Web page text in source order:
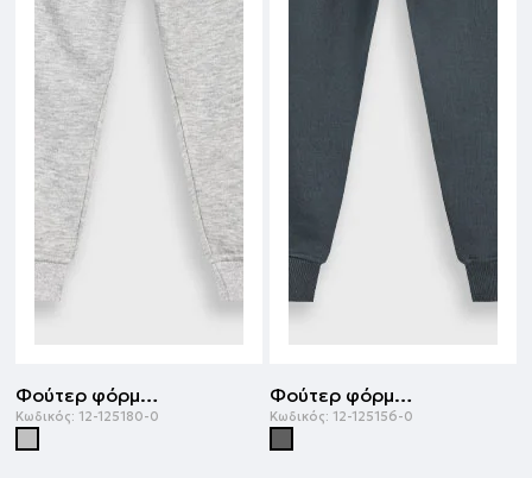
Φούτερ φόρμα με τύπωμα | ΜΕΛΑΝΖΕ
Κωδικός: 12-125180-0
Φούτερ φόρμα με τύπωμα | ΑΝΘΡΑΚΙ
Κωδικός: 12-125156-0